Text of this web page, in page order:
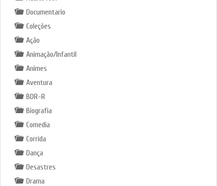
Documentario
Coleções
Ação
Animação/Infantil
Animes
Aventura
BDR-R
Biografia
Comedia
Corrida
Dança
Desastres
Drama